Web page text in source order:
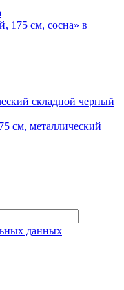
складной черный
данных